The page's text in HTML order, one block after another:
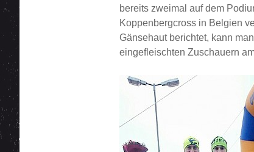
bereits zweimal auf dem
Koppenbergcross in Belgien
Gänsehaut berichtet, kann
eingefleischten Zuschauern